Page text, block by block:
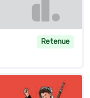
Retenue